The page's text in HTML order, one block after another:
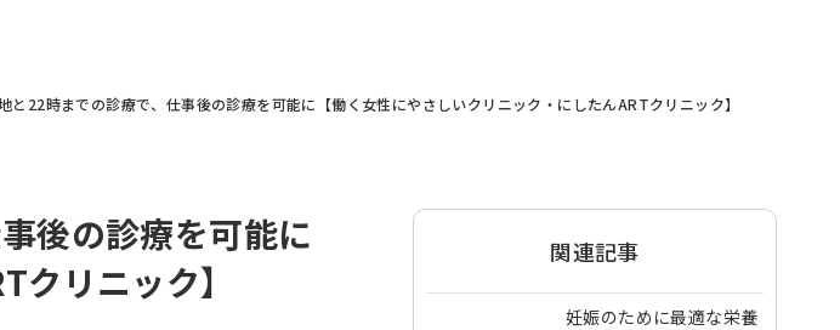
と22時までの診療で、仕事後の診療を可能に【働く女性にやさしいクリニック・にしたんARTクリニック】
後の診療を可能に
クリニック】
関連記事
妊娠のために最適な栄養